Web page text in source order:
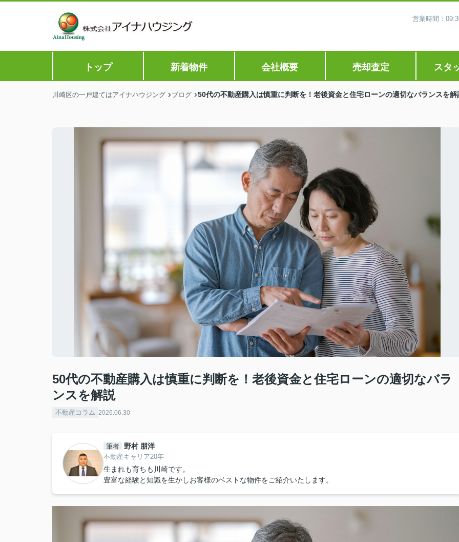
営業時間：
トップ 新着物件 会社概要 売却査定 スタ
川崎区の一戸建てはアイナハウジング ブログ 50代の不動産購入は慎重に判断を！老後資金と住宅ローンの適切なバランスを解
50代の不動産購入は慎重に判断を！老後資金と住宅ローンの適切なバラ
ンスを解説
不動産コラム 2026.06.30
筆者 野村 朋洋
不動産キャリア20年
生まれも育ちも川崎です。
豊富な経験と知識を生かしお客様のベストな物件をご紹介いたします。